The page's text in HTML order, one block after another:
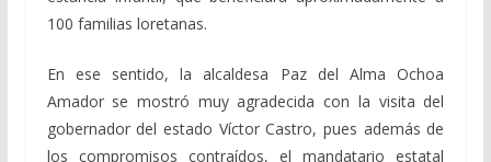
100 familias loretanas.
En ese sentido, la alcaldesa Paz del Alma Ochoa
Amador se mostró muy agradecida con la visita del
gobernador del estado Víctor Castro, pues además de
los compromisos contraídos, el mandatario estatal